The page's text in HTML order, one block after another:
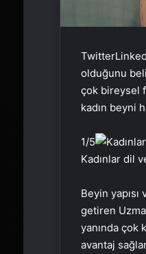
Twitter
olduğunu
çok bireysel
kadın beyni
1/5
Kadınlar dil
Beyin
getiren
yanında çok
avantaj